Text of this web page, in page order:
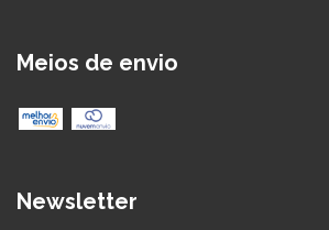
Meios de envio
Newsletter